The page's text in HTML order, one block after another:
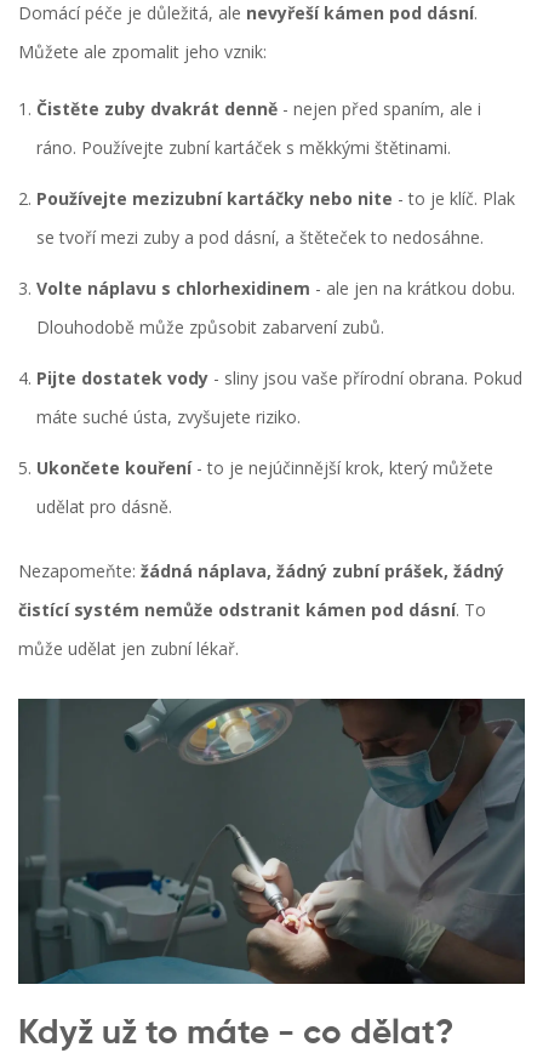
Domácí péče je důležitá, ale nevyřeší kámen pod dásní.
Můžete ale zpomalit jeho vznik:
Čistěte zuby dvakrát denně - nejen před spaním, ale i
ráno. Používejte zubní kartáček s měkkými štětinami.
Používejte mezizubní kartáčky nebo nite - to je klíč. Plak
se tvoří mezi zuby a pod dásní, a štěteček to nedosáhne.
Volte náplavu s chlorhexidinem - ale jen na krátkou dobu.
Dlouhodobě může způsobit zabarvení zubů.
Pijte dostatek vody - sliny jsou vaše přírodní obrana. Pokud
máte suché ústa, zvyšujete riziko.
Ukončete kouření- to je nejúčinnější krok, který můžete
udělat pro dásně.
Nezapomeňte: žádná náplava, žádný zubní prášek, žádný
čistící systém nemůže odstranit kámen pod dásní. To
může udělat jen zubní lékař.
Když už to máte - co dělat?